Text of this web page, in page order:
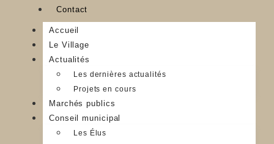
Contact
Accueil
Le Village
Actualités
Les dernières actualités
Projets en cours
Marchés publics
Conseil municipal
Les Élus